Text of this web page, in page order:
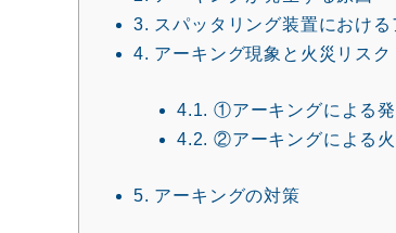
3. スパッタリング装置におけ
4. アーキング現象と火災リスク
4.1. ①アーキングによる
4.2. ②アーキングによる
5. アーキングの対策